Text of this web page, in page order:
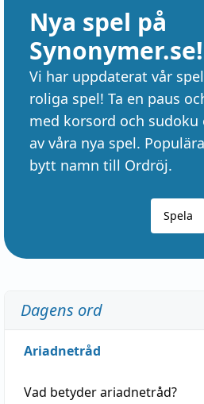
Nya spel på
Synonymer.se!
Vi har uppdaterat vår
roliga spel! Ta en paus
med korsord och
av våra nya spel.
bytt namn till Ordröj.
Spela
Dagens ord
Ariadnetråd
Vad betyderariadnetråd?